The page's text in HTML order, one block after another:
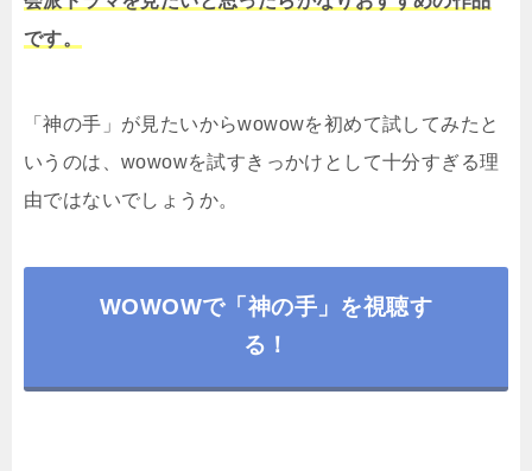
です。
「神の手」が見たいからwowowを初めて試してみたと
いうのは、wowowを試すきっかけとして十分すぎる理
由ではないでしょうか。
WOWOWで「神の手」を視聴す
る！